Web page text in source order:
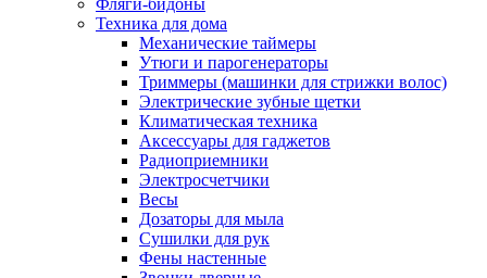
Фляги-бидоны
Техника для дома
Механические таймеры
Утюги и парогенераторы
Триммеры (машинки для стрижки волос)
Электрические зубные щетки
Климатическая техника
Аксессуары для гаджетов
Радиоприемники
Электросчетчики
Весы
Дозаторы для мыла
Сушилки для рук
Фены настенные